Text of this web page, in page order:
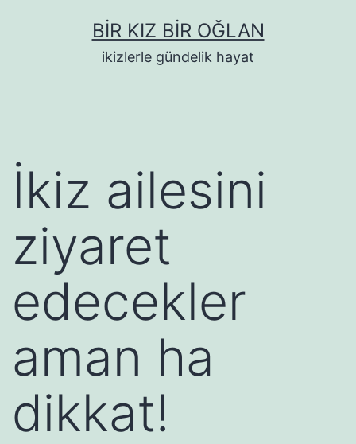
BIR KIZ BIR OĞLAN
ikizlerle gündelik hayat
İkiz ailesini
ziyaret
edecekler
aman ha
dikkat!